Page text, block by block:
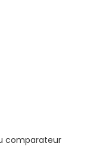
comparateur